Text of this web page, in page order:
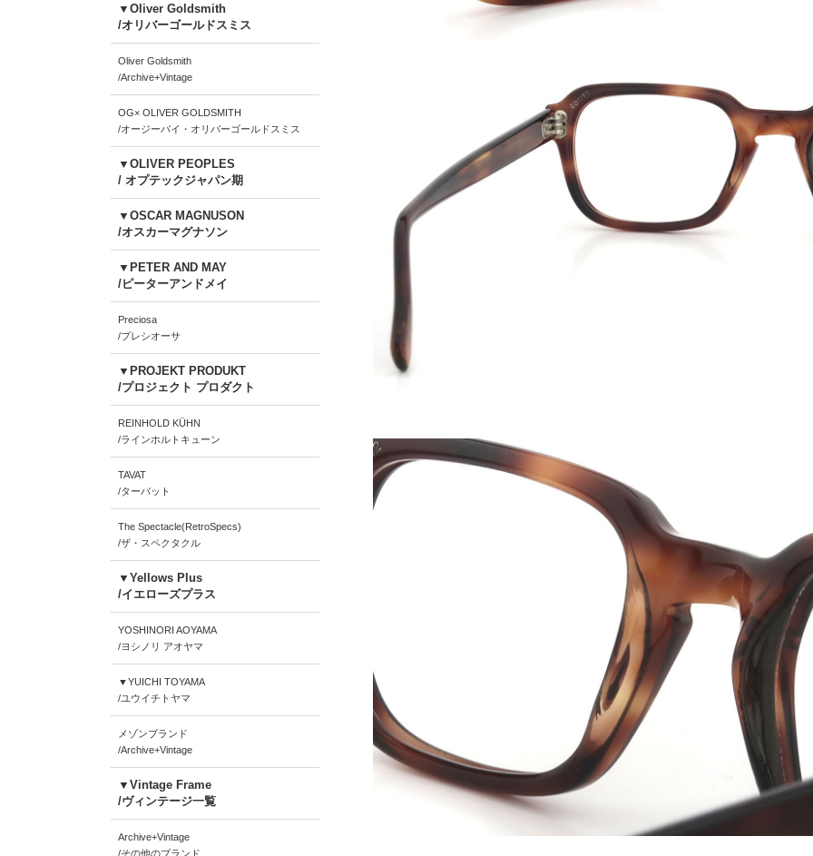
▼Oliver Goldsmith
/オリバーゴールドスミス
Oliver Goldsmith
/Archive+Vintage
OG× OLIVER GOLDSMITH
/オージーバイ・オリバーゴールドスミス
▼OLIVER PEOPLES
/ オプテックジャパン期
▼OSCAR MAGNUSON
/オスカーマグナソン
▼PETER AND MAY
/ピーターアンドメイ
Preciosa
/プレシオーサ
▼PROJEKT PRODUKT
/プロジェクト プロダクト
REINHOLD KÜHN
/ラインホルトキューン
TAVAT
/ターバット
The Spectacle(RetroSpecs)
/ザ・スペクタクル
▼Yellows Plus
/イエローズプラス
YOSHINORI AOYAMA
/ヨシノリ アオヤマ
▼YUICHI TOYAMA
/ユウイチトヤマ
メゾンブランド
/Archive+Vintage
▼Vintage Frame
/ヴィンテージ一覧
Archive+Vintage
/その他のブランド